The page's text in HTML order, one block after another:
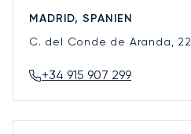
MADRID, SPANIEN
C. del Conde de Aranda, 22
+34 915 907 299